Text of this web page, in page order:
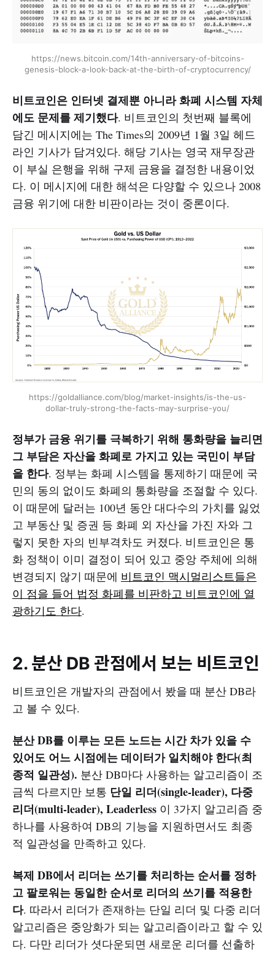
https://news.bitcoin.com/14th-anniversary-of-bitcoins-
genesis-block-a-look-back-at-the-birth-of-cryptocurrency/
비트코인은 인터넷 결제뿐 아니라 화폐 시스템 자체
에도 문제를 제기했다. 비트코인의 첫번째 블록에
담긴 메시지에는 The Times의 2009년 1월 3일 헤드
라인 기사가 담겨있다. 해당 기사는 영국 재무장관
이 부실 은행을 위해 구제 금융을 결정한 내용이었
다. 이 메시지에 대한 해석은 다양할 수 있으나 2008
금융 위기에 대한 비판이라는 것이 중론이다.
https://goldalliance.com/blog/market-insights/is-the-us-
dollar-truly-strong-the-facts-may-surprise-you/
정부가 금융 위기를 극복하기 위해 통화량을 늘리면
그 부담은 자산을 화폐로 가지고 있는 국민이 부담
을 한다. 정부는 화폐 시스템을 통제하기 때문에 국
민의 동의 없이도 화폐의 통화량을 조절할 수 있다.
이 때문에 달러는 100년 동안 대다수의 가치를 잃었
고 부동산 및 증권 등 화폐 외 자산을 가진 자와 그
렇지 못한 자의 빈부격차도 커졌다. 비트코인은 통
화 정책이 이미 결정이 되어 있고 중앙 주체에 의해
변경되지 않기 때문에 비트코인 맥시멀리스트들은
이 점을 들어 법정 화폐를 비판하고 비트코인에 열
광하기도 한다.
2. 분산 DB 관점에서 보는 비트코인
비트코인은 개발자의 관점에서 봤을 때 분산 DB라
고 볼 수 있다.
분산 DB를 이루는 모든 노드는 시간 차가 있을 수
있어도 어느 시점에는 데이터가 일치해야 한다(최
종적 일관성). 분산 DB마다 사용하는 알고리즘이 조
금씩 다르지만 보통 단일 리더(single-leader), 다중
리더(multi-leader), Leaderless 이 3가지 알고리즘 중
하나를 사용하여 DB의 기능을 지원하면서도 최종
적 일관성을 만족하고 있다.
복제 DB에서 리더는 쓰기를 처리하는 순서를 정하
고 팔로워는 동일한 순서로 리더의 쓰기를 적용한
다. 따라서 리더가 존재하는 단일 리더 및 다중 리더
알고리즘은 중앙화가 되는 알고리즘이라고 할 수 있
다. 다만 리더가 셧다운되면 새로운 리더를 선출하